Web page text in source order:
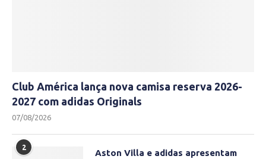
Club América lança nova camisa reserva 2026-
2027 com adidas Originals
07/08/2026
2
Aston Villa e adidas apresentam